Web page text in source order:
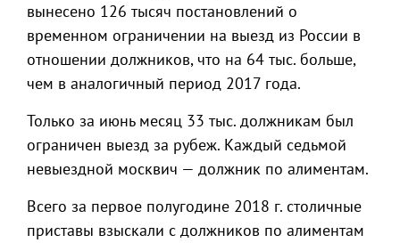
вынесено 126 тысяч постановлений о
временном ограничении на выезд из России в
отношении должников, что на 64 тыс. больше,
чем в аналогичный период 2017 года.
Только за июнь месяц 33 тыс. должникам был
ограничен выезд за рубеж. Каждый седьмой
невыездной москвич — должник по алиментам.
Всего за первое полугодине 2018 г. столичные
приставы взыскали с должников по алиментам